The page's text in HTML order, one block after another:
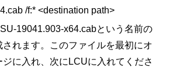
/f:* <destination path>
19041.903-x64.cabという名前の
れます。このファイルを最初にオ
に入れ、次にLCUに入れてくださ